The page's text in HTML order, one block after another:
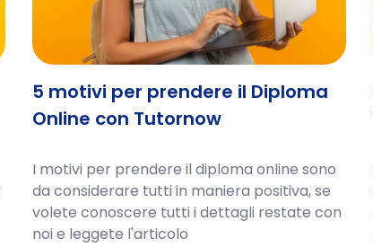
5 motivi per prendere il Diploma
Online con Tutornow
I motivi per prendere il diploma online sono
da considerare tutti in maniera positiva, se
volete conoscere tutti i dettagli restate con
noi e leggete l'articolo